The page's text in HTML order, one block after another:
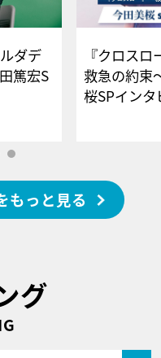
ダデ
篤宏S
ー
『クロス
救急の約束
桜SPイ
もっと見る
グ